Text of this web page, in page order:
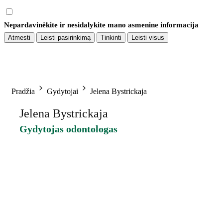
Nepardavinėkite ir nesidalykite mano asmenine informacija
Atmesti Leisti pasirinkimą Tinkinti Leisti visus
Pradžia Gydytojai Jelena Bystrickaja
Jelena Bystrickaja
Gydytojas odontologas